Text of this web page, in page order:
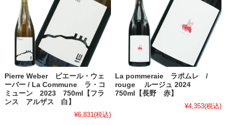
Pierre Weber ピエール・ウェ
ーバー / La Commune ラ・コ
ミューン 2023 750ml【フラ
ンス アルザス 白】
¥6,831(税込)
La pommeraie ラポムレ /
rouge ルージュ 2024
750ml【長野 赤】
¥4,353(税込)